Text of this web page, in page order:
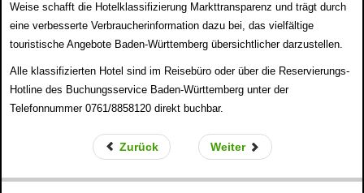
Weise schafft die Hotelklassifizierung Markttransparenz und trägt durch
eine verbesserte Verbraucherinformation dazu bei, das vielfältige
touristische Angebote Baden-Württemberg übersichtlicher darzustellen.
Alle klassifizierten Hotel sind im Reisebüro oder über die Reservierungs-
Hotline des Buchungsservice Baden-Württemberg unter der
Telefonnummer 0761/8858120 direkt buchbar.
Zurück Weiter